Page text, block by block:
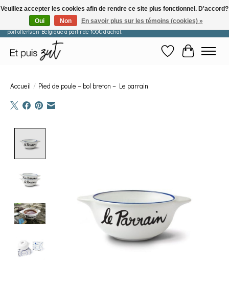
Les commandes passées après le 29 juillet seront expédiées à partir du 11 août. Frais de
port offerts en Belgique à partir de 100€ d'achat.
Liste de souhaits
Panier
Accueil / Pied de poule – bol breton – Le parrain
Veuillez accepter les cookies afin de rendre ce site plus fonctionnel. D'accord?
Oui
Non En savoir plus sur les témoins (cookies) »